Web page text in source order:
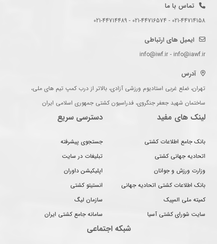
تماس با ما
021-44714158 - 021-44716574 - 021-44714489
ایمیل های ارتباطی
info@iwf.ir - info@iawf.ir
آدرس
تهران، ضلع غربی استادیوم ورزشی آزادی، بالاتر از درب کمپ تیم های ملی،
ساختمان شهید جعفر جنگروی، فدراسیون کشتی جمهوری اسلامی ایران
لینک های مفید
بانک جامع اطلاعات کشتی
اتحادیه جهانی کشتی
وزارت ورزش و جوانان
بانک اطلاعات کشتی اتحادیه جهانی
کمیته ملی المپیک
سایت شورای کشتی آسیا
دسترسی سریع
جستجوی پیشرفته
تبلیغات در سایت
اپلیکیشن داوران
انستیتو کشتی
سازمان لیگ
سامانه جامع کشتی ایران
شبکه اجتماعی